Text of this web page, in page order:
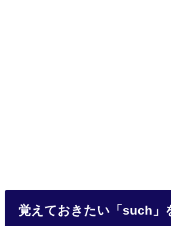
覚えておきたい「such」